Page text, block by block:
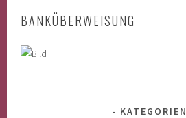
BANKÜBERWEISUNG
KATEGORIEN